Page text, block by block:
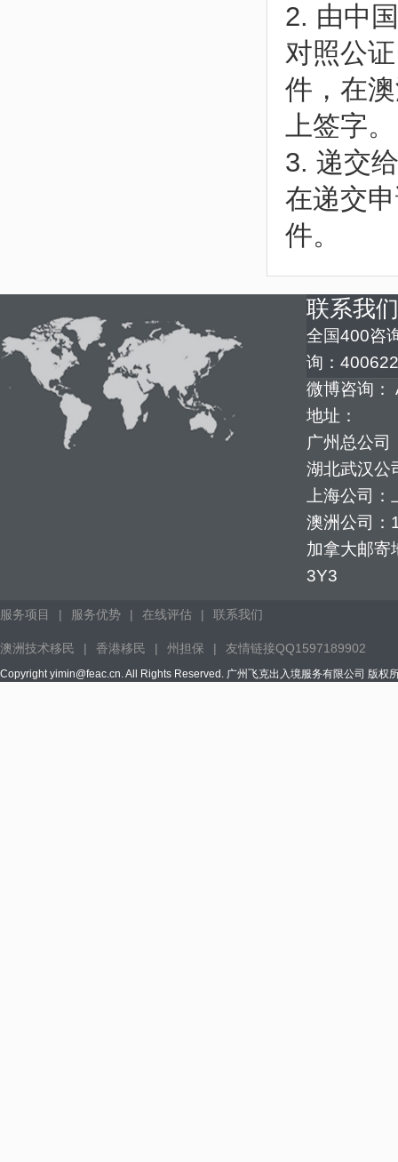
2. 由中
对照公
件，在
上签字。
3. 递交
在递交
件。
联系我们
全国400咨
询：
微博咨询：
地址：
广州总公
湖北武汉公
上海公司
澳洲公司：
加拿大邮寄
3Y3
服务项目 | 服务优势 | 在线评估 | 联系我们
澳洲技术移民 | 香港移民 | 州担保 | 友情链接QQ1597189902
Copyright yimin@feac.cn. All Rights Reserved. 广州飞克出入境服务有限公司 版权